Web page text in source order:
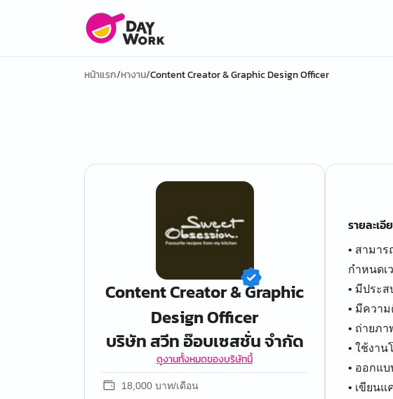
หน้าแรก/หางาน/Content Creator & Graphic Design Officer
Content Creator & Graphic
Design Officer
บริษัท สวีท อ๊อบเซสชั่น จำกัด
ดูงานทั้งหมดของบริษัทนี้
18,000 บาท/เดือน
รายละเอี
• สามาร
กำหนดเ
• มีประ
• มีควา
• ถ่ายภ
• ใช้งา
• ออกแบ
• เขียน